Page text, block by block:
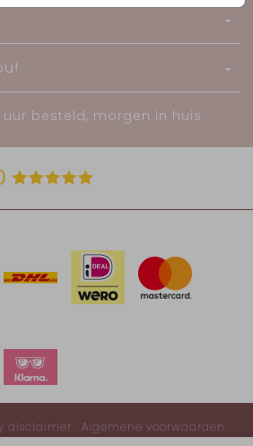
uur besteld, morgen in huis
disclaimer
Algemene voorwaarden